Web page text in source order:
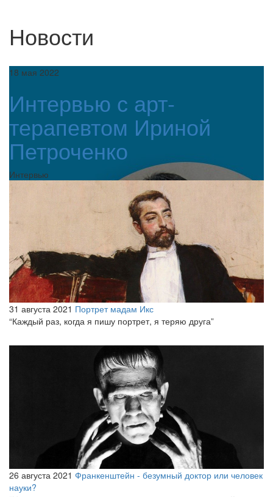
Новости
18 мая 2022
Интервью с арт-
терапевтом Ириной
Петроченко
Интервью
31 августа 2021 Портрет мадам Икс
“Каждый раз, когда я пишу портрет, я теряю друга”
26 августа 2021 Франкенштейн - безумный доктор или человек
науки?